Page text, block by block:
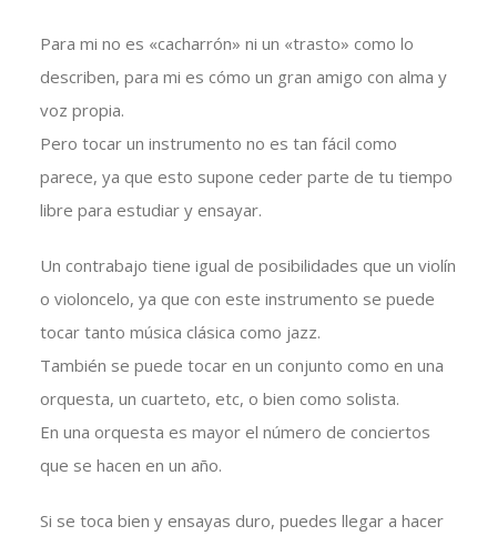
Para mi no es «cacharrón» ni un «trasto» como lo
describen, para mi es cómo un gran amigo con alma y
voz propia.
Pero tocar un instrumento no es tan fácil como
parece, ya que esto supone ceder parte de tu tiempo
libre para estudiar y ensayar.
Un contrabajo tiene igual de posibilidades que un violín
o violoncelo, ya que con este instrumento se puede
tocar tanto música clásica como jazz.
También se puede tocar en un conjunto como en una
orquesta, un cuarteto, etc, o bien como solista.
En una orquesta es mayor el número de conciertos
que se hacen en un año.
Si se toca bien y ensayas duro, puedes llegar a hacer